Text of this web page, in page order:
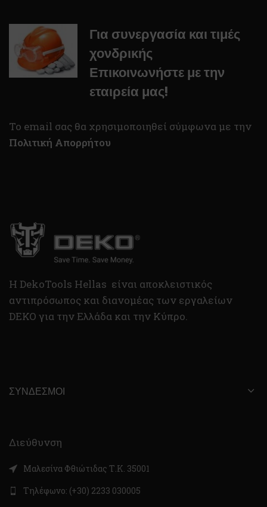
Για συνεργασία και τιμές
χονδρικής
Επικοινωνήστε με την
εταιρεία μας!
To email σας θα χρησιμοποιηθεί σύμφωνα με την
Πολιτική Απορρήτου
H DekoTools Hellas είναι αποκλειστικός
αντιπρόσωπος και διανομέας των εργαλείων
DEKO για την Ελλάδα και την Κύπρο.
ΣΎΝΔΕΣΜΟΙ
Διεύθυνση
Μαλεσίνα Φθιώτιδας Τ.Κ. 35001
Τηλέφωνο: (+30) 2233 030005